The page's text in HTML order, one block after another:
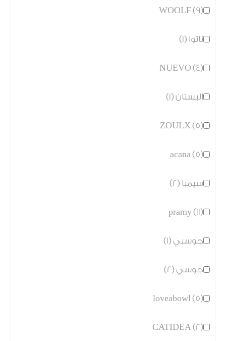
WOOLF (9)
ناتوا (1)
NUEVO (4)
البستان (1)
ZOULX (5)
acana (5)
سيمبا (2)
pramy (11)
جوسبي (1)
جوسي (2)
loveabowl (5)
CATIDEA (2)